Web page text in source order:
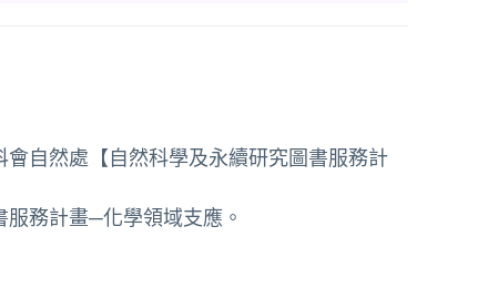
自然處【自然科學及永續研究圖書服務計
務計畫─化學領域支應。